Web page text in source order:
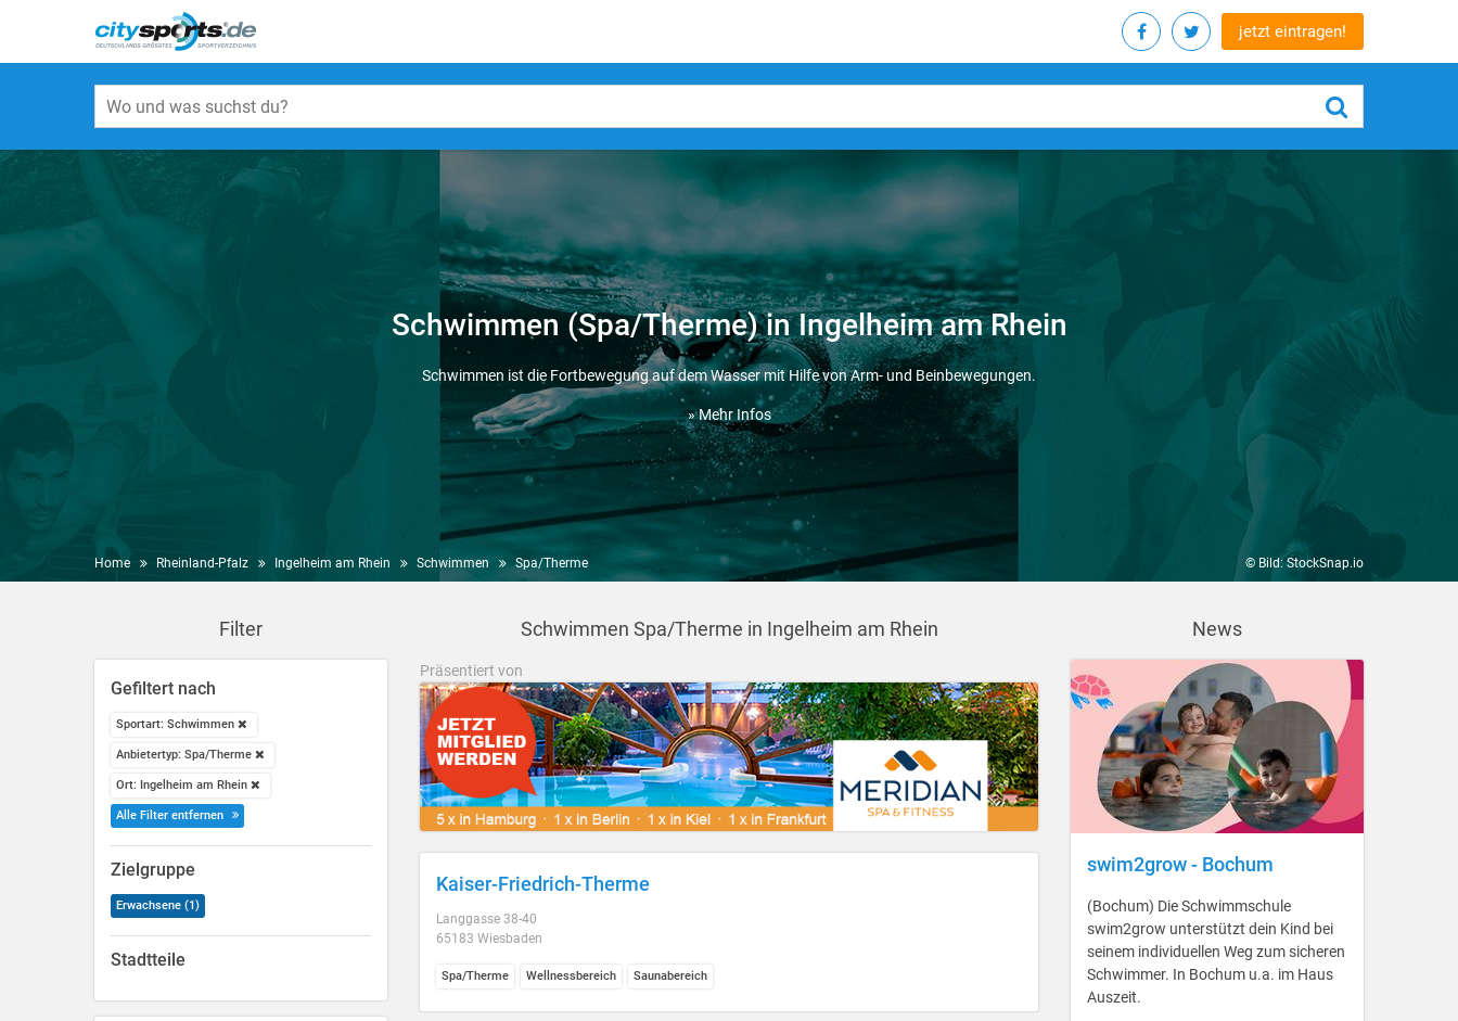
jetzt eintragen!
Schwimmen (Spa/Therme) in Ingelheim am Rhein
Schwimmen ist die Fortbewegung auf dem Wasser mit Hilfe von Arm- und Beinbewegungen.
» Mehr Infos
Home Rheinland-Pfalz Ingelheim am Rhein Schwimmen Spa/Therme © Bild: StockSnap.io
Filter
Gefiltert nach
Sportart: Schwimmen
Anbietertyp: Spa/Therme
Ort: Ingelheim am Rhein
Alle Filter entfernen
Zielgruppe
Erwachsene (1)
Stadtteile
Schwimmen Spa/Therme in Ingelheim am Rhein
Präsentiert von
Kaiser-Friedrich-Therme
Langgasse 38-40
65183 Wiesbaden
Spa/Therme Wellnessbereich Saunabereich
News
swim2grow - Bochum
(Bochum) Die Schwimmschule
swim2grow unterstützt dein Kind bei
seinem individuellen Weg zum sicheren
Schwimmer. In Bochum u.a. im Haus
Auszeit.